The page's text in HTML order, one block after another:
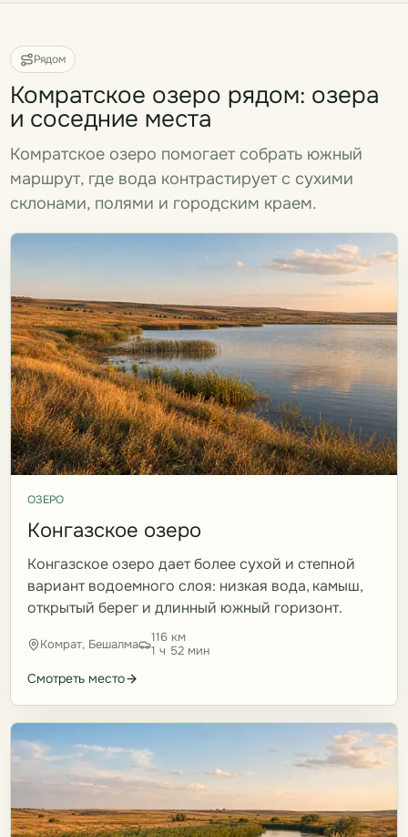
Рядом
Комратское озеро рядом: озера
и соседние места
Комратское озеро помогает собрать южный
маршрут, где вода контрастирует с сухими
склонами, полями и городским краем.
ОЗЕРО
Конгазское озеро
Конгазское озеро дает более сухой и степной
вариант водоемного слоя: низкая вода, камыш,
открытый берег и длинный южный горизонт.
Комрат, Бешалма
116 км
1 ч 52 мин
Смотреть место